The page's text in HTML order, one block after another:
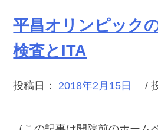
平昌オリンピック
検査とITA
投稿日： 2018年2月15日 / 投